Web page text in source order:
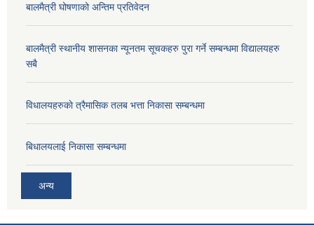
बालमैत्री घोषणाको अन्तिम प्रतिवेदन
बालमैत्री स्थानीय शासनका न्यूनतम सूचकहरु पुरा गर्ने सम्बन्धमा विद्यालयहरु
सबै
विधालयहरुकाे त्रैमासिक तलब भत्ता निकासा सम्बन्धमा
बिधालयलाई निकासा सम्बन्धमा
अन्य